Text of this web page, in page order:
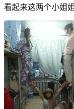
看起来这两个小姐